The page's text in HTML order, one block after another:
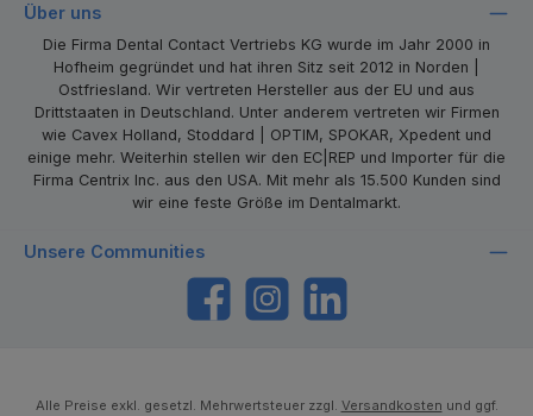
Über uns
Die Firma Dental Contact Vertriebs KG wurde im Jahr 2000 in
Hofheim gegründet und hat ihren Sitz seit 2012 in Norden |
Ostfriesland. Wir vertreten Hersteller aus der EU und aus
Drittstaaten in Deutschland. Unter anderem vertreten wir Firmen
wie Cavex Holland, Stoddard | OPTIM, SPOKAR, Xpedent und
einige mehr. Weiterhin stellen wir den EC|REP und Importer für die
Firma Centrix Inc. aus den USA. Mit mehr als 15.500 Kunden sind
wir eine feste Größe im Dentalmarkt.
Unsere Communities
https://www.facebook.com/dentalcontact
Instagram
Alle Preise exkl. gesetzl. Mehrwertsteuer zzgl. Versandkosten und ggf.